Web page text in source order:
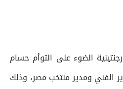
الضوء على التوأم حسام
الفني ومدير منتخب مصر، وذلك